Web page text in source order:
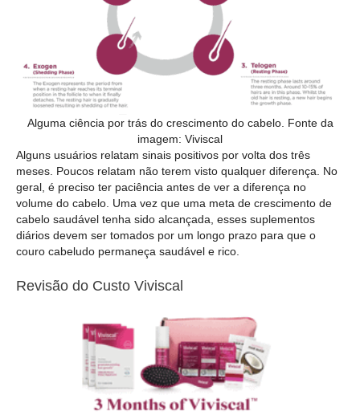
Alguma ciência por trás do crescimento do cabelo. Fonte da
imagem: Viviscal
Alguns usuários relatam sinais positivos por volta dos três
meses. Poucos relatam não terem visto qualquer diferença. No
geral, é preciso ter paciência antes de ver a diferença no
volume do cabelo. Uma vez que uma meta de crescimento de
cabelo saudável tenha sido alcançada, esses suplementos
diários devem ser tomados por um longo prazo para que o
couro cabeludo permaneça saudável e rico.
Revisão do Custo Viviscal